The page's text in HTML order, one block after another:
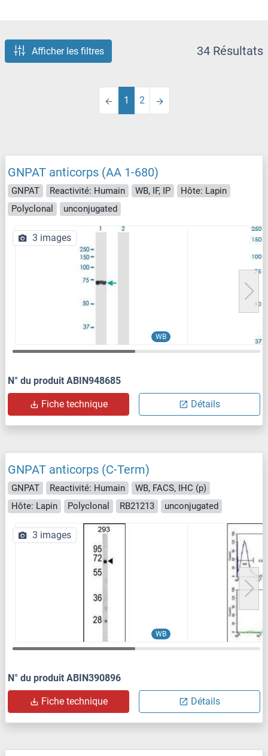
Afficher les filtres 34 Résultats
1 2
GNPAT anticorps (AA 1-680)
GNPAT Reactivité: Humain WB, IF, IP
Hôte: Lapin
Polyclonal
unconjugated
WB
3 images
N° du produit ABIN948685
Fiche technique Détails
GNPAT anticorps (C-Term)
GNPAT Reactivité: Humain
WB, FACS, IHC (p)
Hôte: Lapin
Polyclonal RB21213 unconjugated
WB
3 images
N° du produit ABIN390896
Fiche technique Détails